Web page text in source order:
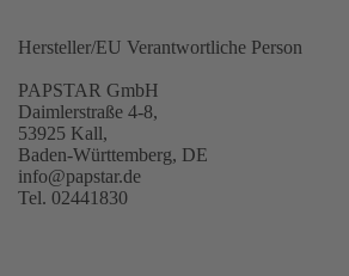
Hersteller/EU Verantwortliche Person
PAPSTAR GmbH
Daimlerstraße 4-8,
53925 Kall,
Baden-Württemberg, DE
info@papstar.de
Tel. 02441830